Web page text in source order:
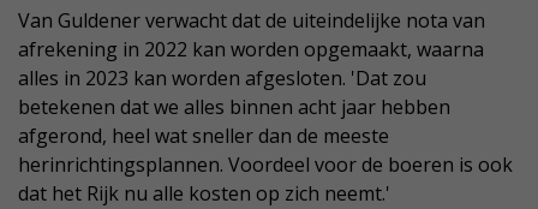
Van Guldener verwacht dat de uiteindelijke nota van
afrekening in 2022 kan worden opgemaakt, waarna
alles in 2023 kan worden afgesloten. 'Dat zou
betekenen dat we alles binnen acht jaar hebben
afgerond, heel wat sneller dan de meeste
herinrichtingsplannen. Voordeel voor de boeren is ook
dat het Rijk nu alle kosten op zich neemt.'